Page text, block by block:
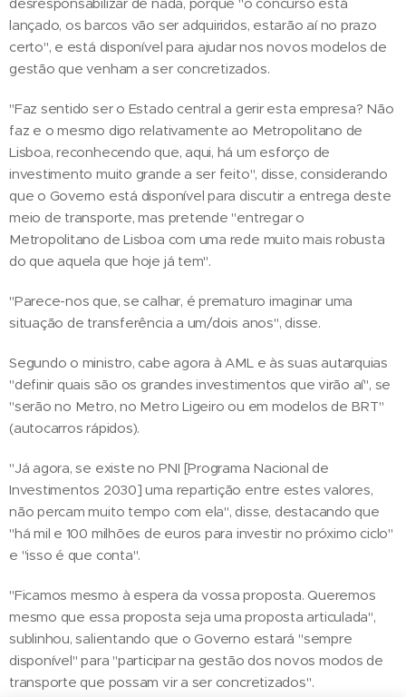
lançado, os barcos vão ser adquiridos, estarão aí no prazo
certo", e está disponível para ajudar nos novos modelos de
gestão que venham a ser concretizados.
"Faz sentido ser o Estado central a gerir esta empresa? Não
faz e o mesmo digo relativamente ao Metropolitano de
Lisboa, reconhecendo que, aqui, há um esforço de
investimento muito grande a ser feito", disse, considerando
que o Governo está disponível para discutir a entrega deste
meio de transporte, mas pretende "entregar o
Metropolitano de Lisboa com uma rede muito mais robusta
do que aquela que hoje já tem".
"Parece-nos que, se calhar, é prematuro imaginar uma
situação de transferência a um/dois anos", disse.
Segundo o ministro, cabe agora à AML e às suas autarquias
"definir quais são os grandes investimentos que virão aí", se
"serão no Metro, no Metro Ligeiro ou em modelos de BRT"
(autocarros rápidos).
"Já agora, se existe no PNI [Programa Nacional de
Investimentos 2030] uma repartição entre estes valores,
não percam muito tempo com ela", disse, destacando que
"há mil e 100 milhões de euros para investir no próximo ciclo"
e "isso é que conta".
"Ficamos mesmo à espera da vossa proposta. Queremos
mesmo que essa proposta seja uma proposta articulada",
sublinhou, salientando que o Governo estará "sempre
disponível" para "participar na gestão dos novos modos de
transporte que possam vir a ser concretizados".